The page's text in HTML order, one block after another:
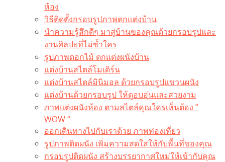
ห้อง
วิธีติดตั้งกรอบรูปภาพตกแต่งบ้าน
นำความรู้สึกดีๆ มาสู่บ้านของคุณด้วยกรอบรูปและ
งานศิลปะที่ไม่ซ้ำใคร
รูปภาพดอกไม้ ตกแต่งผนังบ้าน
แต่งบ้านสไตล์โมเดิร์น
แต่งบ้านสไตล์มินิมอล ด้วยกรอบรูปแขวนผนัง
แต่งบ้านด้วยกรอบรูป ให้ดูอบอุ่นและสวยงาม
ภาพแต่งผนังห้อง ตามสไตล์คุณใครเห็นต้อง ”
WOW “
ออกเดินทางไปกับเราด้วย ภาพท่องเที่ยว
รูปภาพติดผนัง เพิ่มความสดใสให้กับพื้นที่ของคุณ
กรอบรูปติดผนัง สร้างบรรยากาศใหม่ให้เข้ากับคุณ